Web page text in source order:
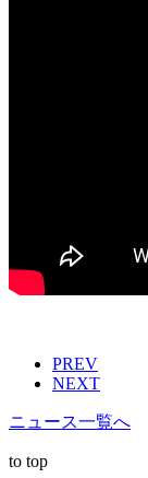
PREV
NEXT
ニュース一覧へ
to top